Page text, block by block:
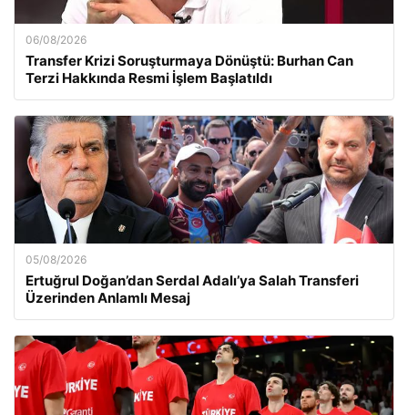
06/08/2026
Transfer Krizi Soruşturmaya Dönüştü: Burhan Can
Terzi Hakkında Resmi İşlem Başlatıldı
05/08/2026
Ertuğrul Doğan’dan Serdal Adalı’ya Salah Transferi
Üzerinden Anlamlı Mesaj